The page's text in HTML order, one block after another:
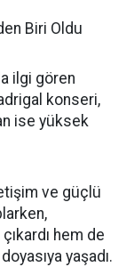
Biri Oldu
ilgi gören
konseri,
ise yüksek
ve güçlü
hem de
yaşadı.